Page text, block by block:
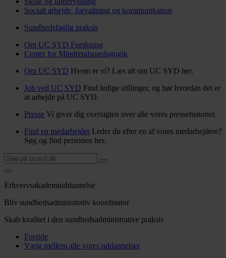
Socialt arbejde, forvaltning og kommunikation
Sundhedsfaglig praksis
Om UC SYD Forskning
Center for Mindretalspædagogik
Om UC SYD Hvem er vi? Læs alt om UC SYD her.
Job ved UC SYD Find ledige stillinger, og hør hvordan det er
at arbejde på UC SYD.
Presse Vi giver dig oversigten over alle vores pressehistorier.
Find en medarbejder Leder du efter en af vores medarbejdere?
Søg og find personen her.
Erhvervsakademiuddannelse
Bliv sundhedsadministrativ koordinator
Skab kvalitet i den sundhedsadministrative praksis
Forside
Vælg mellem alle vores uddannelser